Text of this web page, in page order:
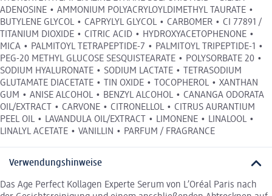
ADENOSINE • AMMONIUM POLYACRYLOYLDIMETHYL TAURATE •
BUTYLENE GLYCOL • CAPRYLYL GLYCOL • CARBOMER • CI 77891 /
TITANIUM DIOXIDE • CITRIC ACID • HYDROXYACETOPHENONE •
MICA • PALMITOYL TETRAPEPTIDE-7 • PALMITOYL TRIPEPTIDE-1 •
PEG-20 METHYL GLUCOSE SESQUISTEARATE • POLYSORBATE 20 •
SODIUM HYALURONATE • SODIUM LACTATE • TETRASODIUM
GLUTAMATE DIACETATE • TIN OXIDE • TOCOPHEROL • XANTHAN
GUM • ANISE ALCOHOL • BENZYL ALCOHOL • CANANGA ODORATA
OIL/EXTRACT • CARVONE • CITRONELLOL • CITRUS AURANTIUM
PEEL OIL • LAVANDULA OIL/EXTRACT • LIMONENE • LINALOOL •
LINALYL ACETATE • VANILLIN • PARFUM / FRAGRANCE
Verwendungshinweise
Das Age Perfect Kollagen Experte Serum von L’Oréal Paris nach